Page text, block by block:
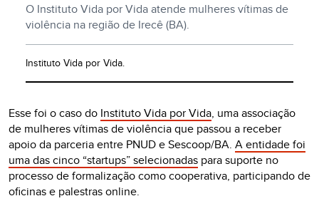
O Instituto Vida por Vida atende mulheres vítimas de
violência na região de Irecê (BA).
Instituto Vida por Vida.
Esse foi o caso do Instituto Vida por Vida, uma associação
de mulheres vítimas de violência que passou a receber
apoio da parceria entre PNUD e Sescoop/BA. A entidade foi
uma das cinco “startups” selecionadas para suporte no
processo de formalização como cooperativa, participando de
oficinas e palestras online.